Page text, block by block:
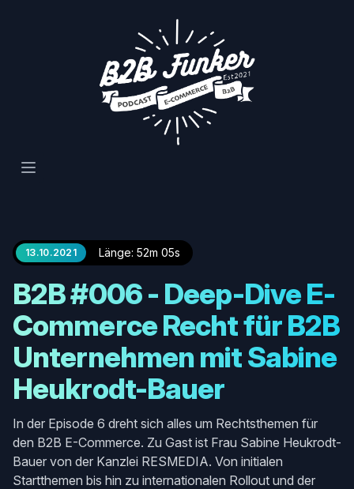
Open main menu
13.10.2021 Länge: 52m 05s
B2B #006 - Deep-Dive E-
Commerce Recht für B2B
Unternehmen mit Sabine
Heukrodt-Bauer
In der Episode 6 dreht sich alles um Rechtsthemen für
den B2B E-Commerce. Zu Gast ist Frau Sabine Heukrodt-
Bauer von der Kanzlei RESMEDIA. Von initialen
Startthemen bis hin zu internationalen Rollout und der